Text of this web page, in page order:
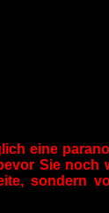
eine
Sie noch
sondern